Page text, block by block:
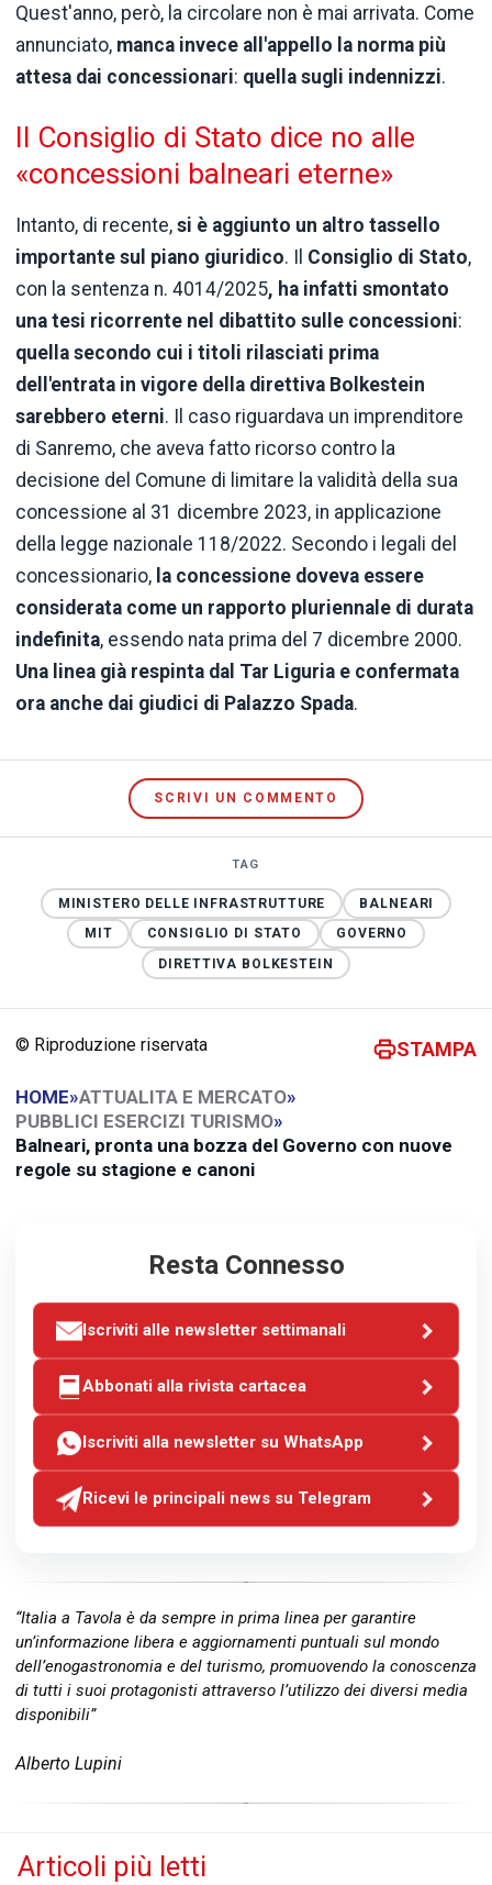
Quest'anno, però, la circolare non è mai arrivata. Come
annunciato, manca invece all'appello la norma più
attesa dai concessionari: quella sugli indennizzi.
Il Consiglio di Stato dice no alle
«concessioni balneari eterne»
Intanto, di recente, si è aggiunto un altro tassello
importante sul piano giuridico. Il Consiglio di Stato,
con la sentenza n. 4014/2025, ha infatti smontato
una tesi ricorrente nel dibattito sulle concessioni:
quella secondo cui i titoli rilasciati prima
dell'entrata in vigore della direttiva Bolkestein
sarebbero eterni. Il caso riguardava un imprenditore
di Sanremo, che aveva fatto ricorso contro la
decisione del Comune di limitare la validità della sua
concessione al 31 dicembre 2023, in applicazione
della legge nazionale 118/2022. Secondo i legali del
concessionario, la concessione doveva essere
considerata come un rapporto pluriennale di durata
indefinita, essendo nata prima del 7 dicembre 2000.
Una linea già respinta dal Tar Liguria e confermata
ora anche dai giudici di Palazzo Spada.
SCRIVI UN COMMENTO
TAG
MINISTERO DELLE INFRASTRUTTURE
BALNEARI
MIT
CONSIGLIO DI STATO
GOVERNO
DIRETTIVA BOLKESTEIN
© Riproduzione riservata STAMPA
HOME»ATTUALITA E MERCATO»
PUBBLICI ESERCIZI TURISMO»
Balneari, pronta una bozza del Governo con nuove
regole su stagione e canoni
Resta Connesso
Iscriviti alle newsletter settimanali
Abbonati alla rivista cartacea
Iscriviti alla newsletter su WhatsApp
Ricevi le principali news su Telegram
“Italia a Tavola è da sempre in prima linea per garantire
un’informazione libera e aggiornamenti puntuali sul mondo
dell’enogastronomia e del turismo, promuovendo la conoscenza
di tutti i suoi protagonisti attraverso l’utilizzo dei diversi media
disponibili”
Alberto Lupini
Articoli più letti